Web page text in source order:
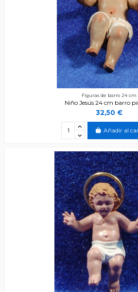
Figuras de barro 24 cm
Niño Jesús 24 cm barro
32,50 €
Añadir al